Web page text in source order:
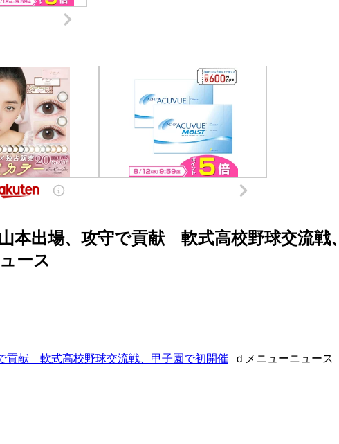
出場、攻守で貢献 軟式高校野球交流戦、
ース
献 軟式高校野球交流戦、甲子園で初開催 ｄメニューニュース